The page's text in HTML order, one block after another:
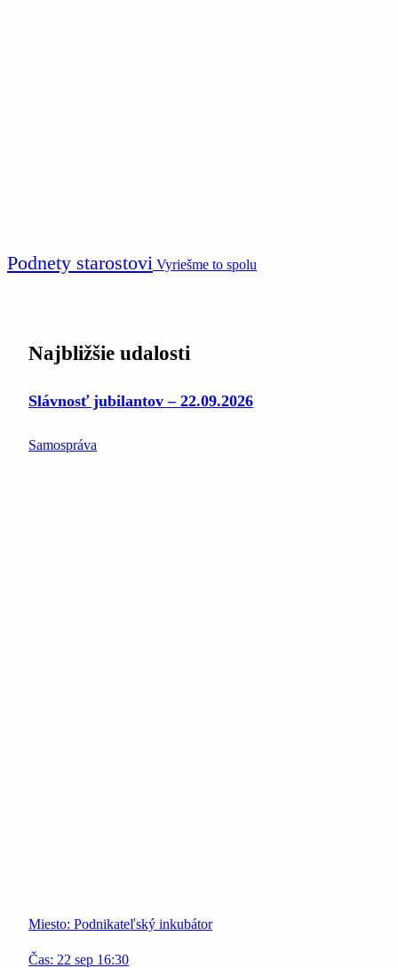
Podnety starostovi Vyriešme to spolu
Najbližšie udalosti
Slávnosť jubilantov – 22.09.2026
Samospráva
Miesto: Podnikateľský inkubátor
Čas: 22 sep 16:30